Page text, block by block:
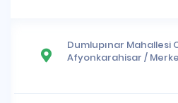
Dumlupınar Mahallesi
Afyonkarahisar /